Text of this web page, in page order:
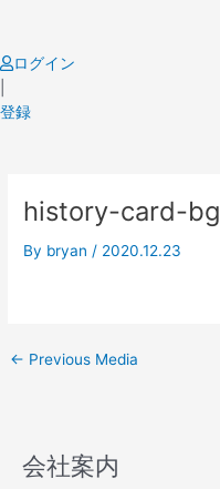
content
ログイン
登録
history-card-bg
By bryan / 2020.12.23
navigation
← Previous Media
会社案内